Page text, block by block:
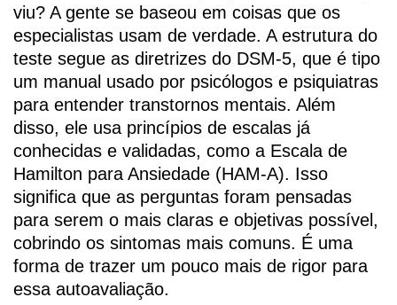
viu? A gente se baseou em coisas que os
especialistas usam de verdade. A estrutura do
teste segue as diretrizes do DSM-5, que é tipo
um manual usado por psicólogos e psiquiatras
para entender transtornos mentais. Além
disso, ele usa princípios de escalas já
conhecidas e validadas, como a Escala de
Hamilton para Ansiedade (HAM-A). Isso
significa que as perguntas foram pensadas
para serem o mais claras e objetivas possível,
cobrindo os sintomas mais comuns. É uma
forma de trazer um pouco mais de rigor para
essa autoavaliação.